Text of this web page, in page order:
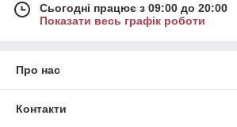
Сьогодні працює з 09:00 до 20:00
Показати весь графік роботи
Про нас
Контакти